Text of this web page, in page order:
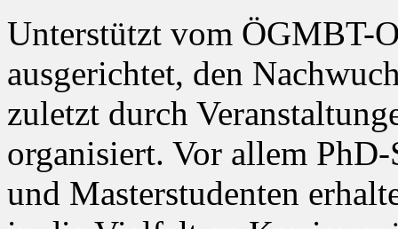
Unterstützt vom ÖGMBT-
ausgerichtet, den
zuletzt durch
organisiert. Vor allem
und Masterstudenten